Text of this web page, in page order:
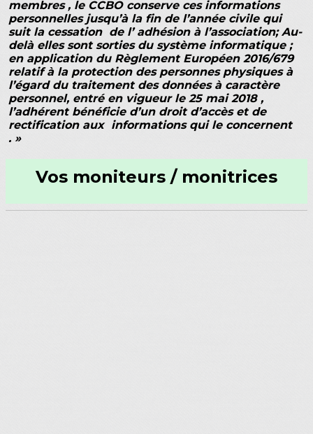
membres , le CCBO conserve ces informations
personnelles jusqu’à la fin de l’année civile qui
suit la cessation de l’ adhésion à l’association; Au-
delà elles sont sorties du système informatique ;
en application du Règlement Européen 2016/679
relatif à la protection des personnes physiques à
l’égard du traitement des données à caractère
personnel, entré en vigueur le 25 mai 2018 ,
l’adhérent bénéficie d’un droit d’accès et de
rectification aux informations qui le concernent
. »
Vos moniteurs / monitrices